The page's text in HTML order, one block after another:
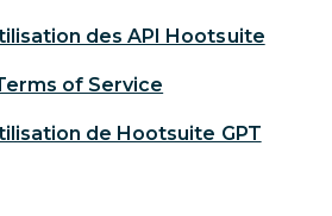
des API Hootsuite
of Service
de Hootsuite GPT